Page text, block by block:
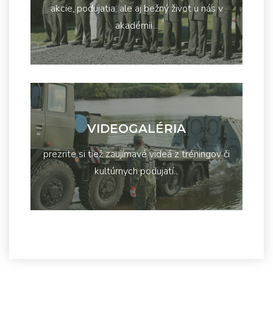
akcie, podujatia, ale aj bežný život u nás v
akadémii...
VIDEOGALÉRIA
prezrite si tiež zaujímavé videá z tréningov či
kultúrnych podujatí...